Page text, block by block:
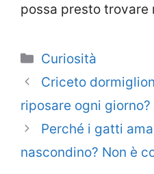
possa presto trovare
Categorie
Curiosità
Criceto
riposare ogni giorno?
Perché i gatti
nascondino? Non è